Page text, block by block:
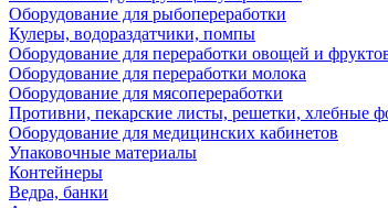
Оборудование для рыбопереработки
Кулеры, водораздатчики, помпы
Оборудование для переработки овощей и
Оборудование для переработки молока
Оборудование для мясопереработки
Противни, пекарские листы, решетки, хлебные
Оборудование для медицинских кабинетов
Упаковочные материалы
Контейнеры
Ведра, банки